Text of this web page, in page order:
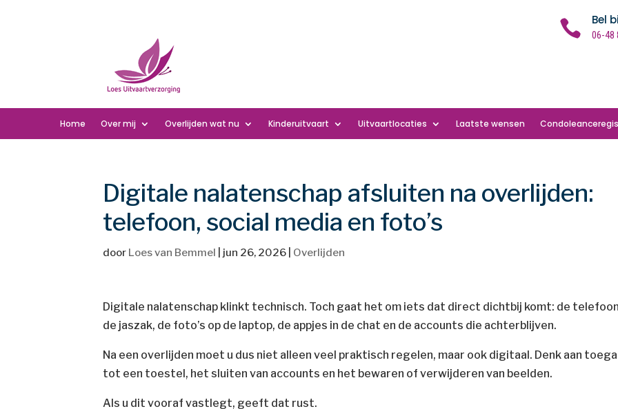
 Bel
06-48
Home Over mij Overlijden wat nu Kinderuitvaart Uitvaartlocaties Laatste wensen
Digitale nalatenschap afsluiten na overlijden:
telefoon, social media en foto’s
door Loes van Bemmel jun 26, 2026 Overlijden
Digitale nalatenschap klinkt technisch. Toch gaat het om iets dat direct dichtbij komt: de
de jaszak, de foto’s op de laptop, de appjes in de chat en de accounts die achterblijven.
Na een overlijden moet u dus niet alleen veel praktisch regelen, maar ook digitaal. Denk aan
tot een toestel, het sluiten van accounts en het bewaren of verwijderen van beelden.
Als u dit vooraf vastlegt, geeft dat rust.